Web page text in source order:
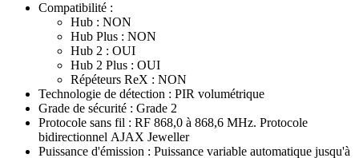
Compatibilité :
Hub : NON
Hub Plus : NON
Hub 2 : OUI
Hub 2 Plus : OUI
Répéteurs ReX : NON
Technologie de détection : PIR volumétrique
Grade de sécurité : Grade 2
Protocole sans fil : RF 868,0 à 868,6 MHz. Protocole
bidirectionnel AJAX Jeweller
Puissance d'émission : Puissance variable automatique jusqu'à